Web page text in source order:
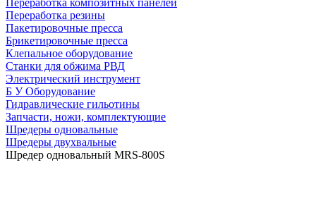
Переработка композитных панелей
Переработка резины
Пакетировочные пресса
Брикетировочные пресса
Клепальное оборудование
Станки для обжима РВД
Электрический инструмент
Б У Оборудование
Гидравлические гильотины
Запчасти, ножи, комплектующие
Шредеры одновальные
Шредеры двухвальные
Шредер одновальный MRS-800S